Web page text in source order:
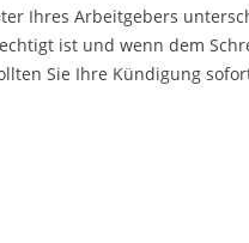
Ihres Arbeitgebers
ist und wenn dem
Sie Ihre Kündigung